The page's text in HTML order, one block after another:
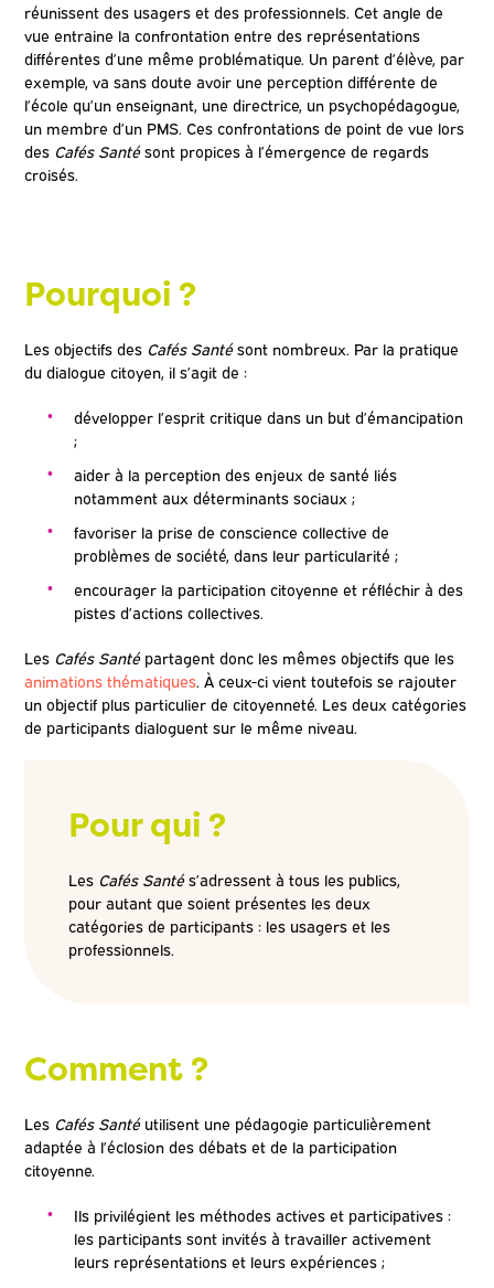
réunissent des usagers et des professionnels. Cet angle de
vue entraine la confrontation entre des représentations
différentes d’une même problématique. Un parent d’élève, par
exemple, va sans doute avoir une perception différente de
l’école qu’un enseignant, une directrice, un psychopédagogue,
un membre d’un PMS. Ces confrontations de point de vue lors
des Cafés Santésont propices à l’émergence de regards
croisés.
Pourquoi ?
Les objectifs des Cafés Santésont nombreux. Par la pratique
du dialogue citoyen, il s’agit de :
développer l’esprit critique dans un but d’émancipation
;
aider à la perception des enjeux de santé liés
notamment aux déterminants sociaux ;
favoriser la prise de conscience collective de
problèmes de société, dans leur particularité ;
encourager la participation citoyenne et réfléchir à des
pistes d’actions collectives.
Les Cafés Santépartagent donc les mêmes objectifs que les
animations thématiques. À ceux-ci vient toutefois se rajouter
un objectif plus particulier de citoyenneté. Les deux catégories
de participants dialoguent sur le même niveau.
Pour qui ?
Les Cafés Santés’adressent à tous les publics,
pour autant que soient présentes les deux
catégories de participants : les usagers et les
professionnels.
Comment ?
Les Cafés Santéutilisent une pédagogie particulièrement
adaptée à l’éclosion des débats et de la participation
citoyenne.
Ils privilégient les méthodes actives et participatives :
les participants sont invités à travailler activement
leurs représentations et leurs expériences ;